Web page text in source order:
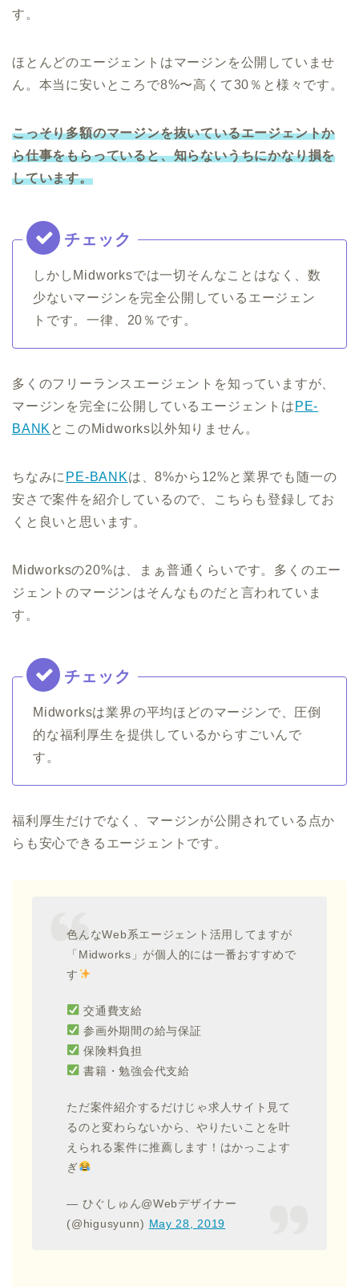
す。
ほとんどのエージェントはマージンを公開していませ
ん。本当に安いところで8%〜高くて30％と様々です。
こっそり多額のマージンを抜いているエージェントか
ら仕事をもらっていると、知らないうちにかなり損を
しています。
しかしMidworksでは一切そんなことはなく、数
少ないマージンを完全公開しているエージェン
トです。一律、20％です。
多くのフリーランスエージェントを知っていますが、
マージンを完全に公開しているエージェントは PE-
BANKとこのMidworks以外知りません。
ちなみに PE-BANKは、8%から12%と業界でも随一の
安さで案件を紹介しているので、こちらも登録してお
くと良いと思います。
Midworksの20%は、まぁ普通くらいです。多くのエー
ジェントのマージンはそんなものだと言われていま
す。
Midworksは業界の平均ほどのマージンで、圧倒
的な福利厚生を提供しているからすごいんで
す。
福利厚生だけでなく、マージンが公開されている点か
らも安心できるエージェントです。
色んなWeb系エージェント活用してますが
「Midworks」が個人的には一番おすすめで
す
交通費支給
参画外期間の給与保証
保険料負担
書籍・勉強会代支給
ただ案件紹介するだけじゃ求人サイト見て
るのと変わらないから、やりたいことを叶
えられる案件に推薦します！はかっこよす
ぎ
— ひぐしゅん@Webデザイナー
(@higusyunn) May 28, 2019